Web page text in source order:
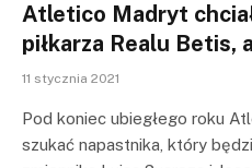
Atletico Madryt
piłkarza Realu Betis,
11 stycznia 2021
Pod koniec ubiegłego roku
szukać napastnika, który